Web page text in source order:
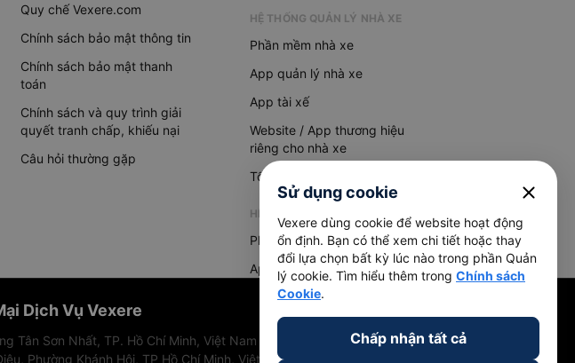
Quy chế Vexere.com
Chính sách bảo mật thông tin
Chính sách bảo mật thanh
toán
Chính sách và quy trình giải
quyết tranh chấp, khiếu nại
Câu hỏi thường gặp
HỆ THỐNG QUẢN LÝ NHÀ XE
Phần mềm nhà xe
App quản lý nhà xe
App tài xế
Website / App thương hiệu
riêng cho nhà xe
Tổng đài AI
HỆ THỐNG QUẢN LÝ HÀNG HOÁ
Phần mềm quản lý hàng hoá
App quản lý hàng hoá
Dịch Vụ Vexere
Tân Sơn Nhất, TP. Hồ Chí Minh, Việt Nam
Phường Khánh Hội, TP Hồ Chí Minh, Việt Nam
Sử dụng cookie close
Vexere dùng cookie để website hoạt động
ổn định. Bạn có thể xem chi tiết hoặc thay
đổi lựa chọn bất kỳ lúc nào trong phần Quản
lý cookie. Tìm hiểu thêm trong Chính sách
Cookie.
Chấp nhận tất cả